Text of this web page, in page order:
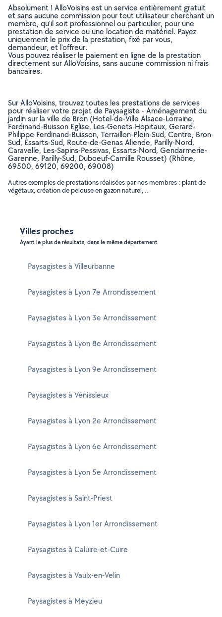
Absolument ! AlloVoisins est un service entièrement gratuit
et sans aucune commission pour tout utilisateur cherchant un
membre, qu’il soit professionnel ou particulier, pour une
prestation de service ou une location de matériel. Payez
uniquement le prix de la prestation, fixé par vous,
demandeur, et l’offreur.
Vous pouvez réaliser le paiement en ligne de la prestation
directement sur AlloVoisins, sans aucune commission ni frais
bancaires.
Sur AlloVoisins, trouvez toutes les prestations de services
pour réaliser votre projet de Paysagiste - Aménagement du
jardin sur la ville de Bron (Hotel-de-Ville Alsace-Lorraine,
Ferdinand-Buisson Eglise, Les-Genets-Hopitaux, Gerard-
Philippe Ferdinand-Buisson, Terraillon-Plein-Sud, Centre, Bron-
Sud, Essarts-Sud, Route-de-Genas Aliende, Parilly-Nord,
Caravelle, Les-Sapins-Pessivas, Essarts-Nord, Gendarmerie-
Garenne, Parilly-Sud, Duboeuf-Camille Rousset) (Rhône,
69500, 69120, 69200, 69008)
Autres exemples de prestations réalisées par nos membres : plant de
végétaux, création de pelouse en gazon naturel, ..
Villes proches
Ayant le plus de résultats, dans le même département
Paysagistes à Villeurbanne
Paysagistes à Lyon 7e Arrondissement
Paysagistes à Lyon 3e Arrondissement
Paysagistes à Lyon 8e Arrondissement
Paysagistes à Lyon 9e Arrondissement
Paysagistes à Vénissieux
Paysagistes à Lyon 2e Arrondissement
Paysagistes à Lyon 6e Arrondissement
Paysagistes à Lyon 5e Arrondissement
Paysagistes à Saint-Priest
Paysagistes à Lyon 1er Arrondissement
Paysagistes à Caluire-et-Cuire
Paysagistes à Vaulx-en-Velin
Paysagistes à Meyzieu